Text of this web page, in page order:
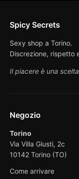
Spicy Secrets
Sexy shop a Torino.
Discrezione, rispetto
Il piacere è una
Negozio
Torino
Via Villa Giusti, 2c
10142 Torino (TO)
Come arrivare